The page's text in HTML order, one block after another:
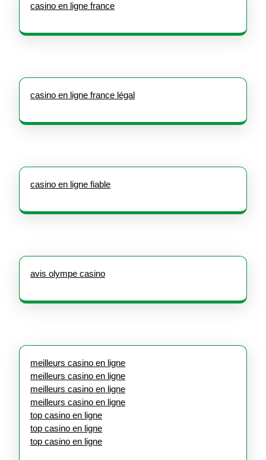
casino en ligne france
casino en ligne france légal
casino en ligne fiable
avis olympe casino
meilleurs casino en ligne
meilleurs casino en ligne
meilleurs casino en ligne
meilleurs casino en ligne
top casino en ligne
top casino en ligne
top casino en ligne